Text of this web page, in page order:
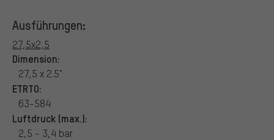
Ausführungen:
27,5x2,5
Dimension:
27,5 x 2.5"
ETRTO:
63-584
Luftdruck (max.):
2,5 - 3,4 bar